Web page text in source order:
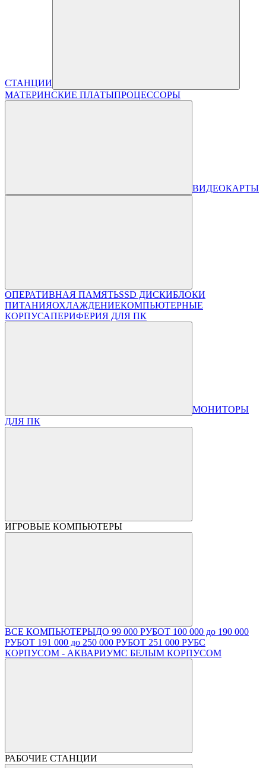
СТАНЦИИ
МАТЕРИНСКИЕ ПЛАТЫПРОЦЕССОРЫ
ВИДЕОКАРТЫ
ОПЕРАТИВНАЯ ПАМЯТЬSSD ДИСКИБЛОКИ
ПИТАНИЯОХЛАЖДЕНИЕКОМПЬЮТЕРНЫЕ
КОРПУСАПЕРИФЕРИЯ ДЛЯ ПК
МОНИТОРЫ
ДЛЯ ПК
ИГРОВЫЕ КОМПЬЮТЕРЫ
ВСЕ КОМПЬЮТЕРЫДО 99 000 РУБОТ 100 000 до 190 000
РУБОТ 191 000 до 250 000 РУБОТ 251 000 РУБС
КОРПУСОМ - АКВАРИУМС БЕЛЫМ КОРПУСОМ
РАБОЧИЕ СТАНЦИИ